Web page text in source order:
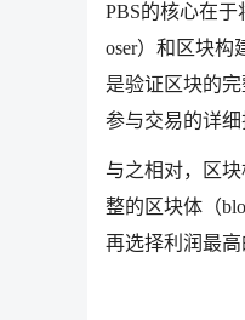
PBS的核心在
oser）和区块构
是验证区块的
参与交易的详细
与之相对，区
整的区块体（
再选择利润最